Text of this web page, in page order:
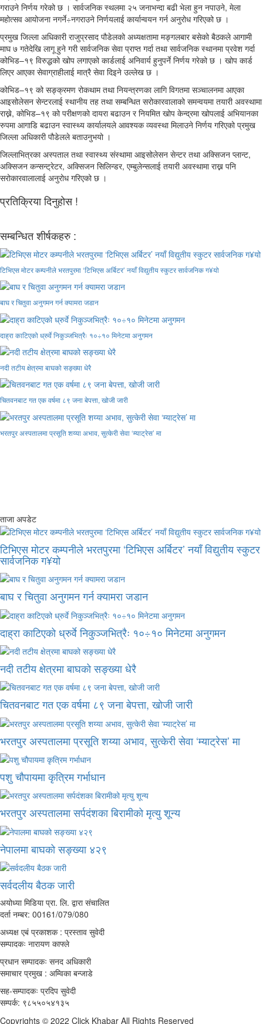
गराउने निर्णय गरेको छ । सार्वजनिक स्थलमा २५ जनाभन्दा बढी भेला हुन नपाउने, मेला
महोत्सव आयोजना नगर्ने÷नगराउने निर्णयलाई कार्यान्वयन गर्न अनुरोध गरिएको छ ।
प्रमुख जिल्ला अधिकारी राजुप्रसाद पौडेलको अध्यक्षतामा मङ्गलबार बसेको बैठकले आगामी
माघ ७ गतेदेखि लागू हुने गरी सार्वजनिक सेवा प्राप्त गर्दा तथा सार्वजनिक स्थानमा प्रवेश गर्दा
कोभिड–१९ विरुद्धको खोप लगाएको कार्डलाई अनिवार्य हुनुपर्ने निर्णय गरेको छ । खोप कार्ड
लिएर आएका सेवाग्राहीलाई मात्रै सेवा दिइने उल्लेख छ ।
कोभिड–१९ को सङ्क्रमण रोकथाम तथा नियन्त्रणका लागि विगतमा सञ्चालनमा आएका
आइसोलेसन सेन्टरलाई स्थानीय तह तथा सम्बन्धित सरोकारवालाको समन्वयमा तयारी अवस्थामा
राख्ने, कोभिड–१९ को परीक्षणको दायरा बढाउन र नियमित खोप केन्द्रमा खोपलाई अभियानका
रुपमा आगाडि बढाउन स्वास्थ्य कार्यालयले आवश्यक व्यवस्था मिलाउने निर्णय गरिएको प्रमुख
जिल्ला अधिकारी पौडेलले बताउनुभयो ।
जिल्लाभित्रका अस्पताल तथा स्वास्थ्य संस्थामा आइसोलेसन सेन्टर तथा अक्सिजन प्लान्ट,
अक्सिजन कन्सन्ट्रेटर, अक्सिजन सिलिन्डर, एम्बुलेन्सलाई तयारी अवस्थामा राख्न पनि
सरोकारवालालाई अनुरोध गरिएको छ ।
प्रतिक्रिया दिनुहोस !
सम्बन्धित शीर्षकहरु :
टिभिएस मोटर कम्पनीले भरतपुरमा ‘टिभिएस अर्बिटर’ नयाँ विद्युतीय स्कुटर सार्वजनिक ग¥यो
बाघ र चितुवा अनुगमन गर्न क्यामरा जडान
दाह्रा काटिएको ध्रुर्वे निकुञ्जभित्रैः १०÷१० मिनेटमा अनुगमन
नदी तटीय क्षेत्रमा बाघको सङ्ख्या धेरै
चितवनबाट गत एक वर्षमा ८९ जना बेपत्ता, खोजी जारी
भरतपुर अस्पतालमा प्रसूति शय्या अभाव, सुत्केरी सेवा ‘म्याट्रेस’ मा
ताजा अपडेट
टिभिएस मोटर कम्पनीले भरतपुरमा ‘टिभिएस अर्बिटर’ नयाँ विद्युतीय स्कुटर
सार्वजनिक ग¥यो
बाघ र चितुवा अनुगमन गर्न क्यामरा जडान
दाह्रा काटिएको ध्रुर्वे निकुञ्जभित्रैः १०÷१० मिनेटमा अनुगमन
नदी तटीय क्षेत्रमा बाघको सङ्ख्या धेरै
चितवनबाट गत एक वर्षमा ८९ जना बेपत्ता, खोजी जारी
भरतपुर अस्पतालमा प्रसूति शय्या अभाव, सुत्केरी सेवा ‘म्याट्रेस’ मा
पशु चौपायमा कृत्रिम गर्भाधान
भरतपुर अस्पतालमा सर्पदंशका बिरामीको मृत्यु शून्य
नेपालमा बाघको सङ्ख्या ४२९
सर्वदलीय बैठक जारी
अयोध्या मिडिया प्रा. लि. द्वारा संचालित
दर्ता नम्बर: 00161/079/080
अध्यक्ष एबं प्रकाशक : प्रस्ताव सुवेदी
सम्पादकः नारायण काफ्ले
प्रधान सम्पादकः सनद अधिकारी
समाचार प्रमुख : अम्विका बन्जाडे
सह-सम्पादकः प्रदिप सुवेदी
सम्पर्क: ९८५५०५४१३५
Copyrights © 2022 Click Khabar All Rights Reserved